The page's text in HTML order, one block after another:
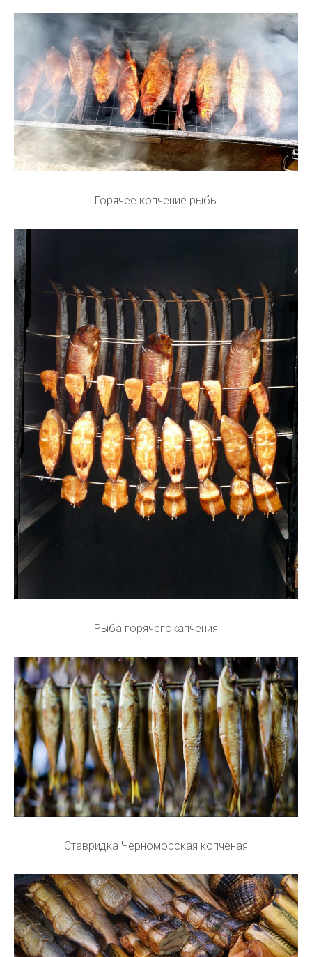
Горячее копчение рыбы
Рыба горячегокапчения
Ставридка Черноморская копченая